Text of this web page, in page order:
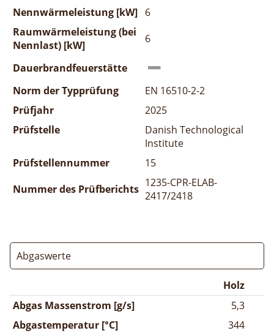
Nennwärmeleistung [kW] 6
Raumwärmeleistung (bei
Nennlast) [kW]
6
Dauerbrandfeuerstätte
Norm der Typprüfung
EN 16510-2-2
Prüfjahr
2025
Prüfstelle
Danish Technological
Institute
Prüfstellennummer
15
Nummer des Prüfberichts 1235-CPR-ELAB-
2417/2418
Abgaswerte
Holz
Abgas Massenstrom [g/s]
5,3
Abgastemperatur [°C]
344